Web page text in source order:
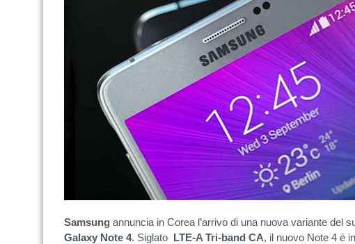
Samsung annuncia in Corea l’arrivo di una nuova variante del
Galaxy Note 4. Siglato LTE-A Tri-band CA, il nuovo Note 4 è